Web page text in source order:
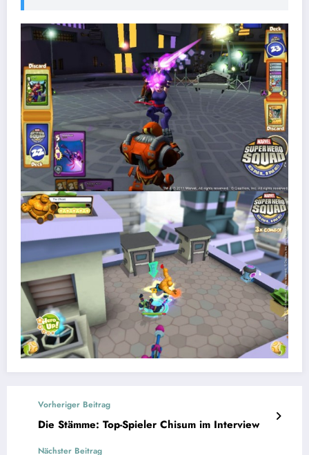
Vorheriger Beitrag
Die Stämme: Top-Spieler Chisum im Interview
Nächster Beitrag